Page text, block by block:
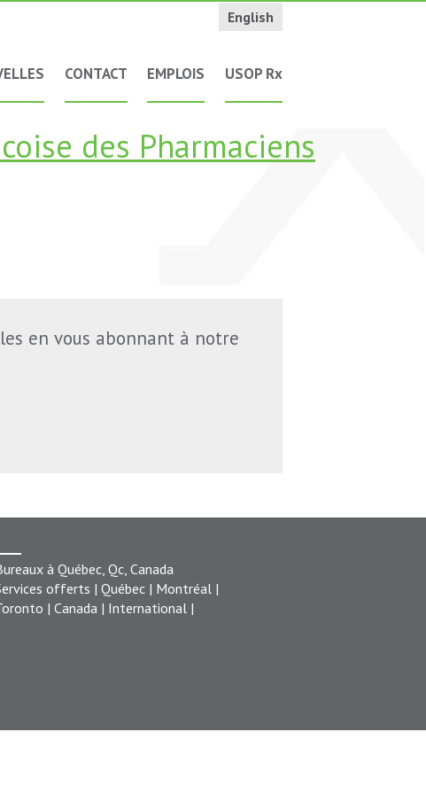
English
CONTACT EMPLOIS USOP Rx
des Pharmaciens
en vous abonnant à notre
à Québec, Qc, Canada
offerts | Québec | Montréal |
| Canada | International |